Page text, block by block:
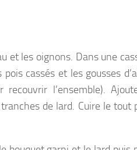
et les oignons. Dans une
cassés et les gousses
recouvrir l’ensemble).
de lard. Cuire le tout